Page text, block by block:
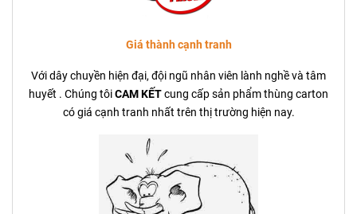
Giá thành cạnh tranh
Với dây chuyền hiện đại, đội ngũ nhân viên lành nghề và tâm
huyết . Chúng tôiCAM KẾTcung cấp sản phẩm thùng carton
có giá cạnh tranh nhất trên thị trường hiện nay.